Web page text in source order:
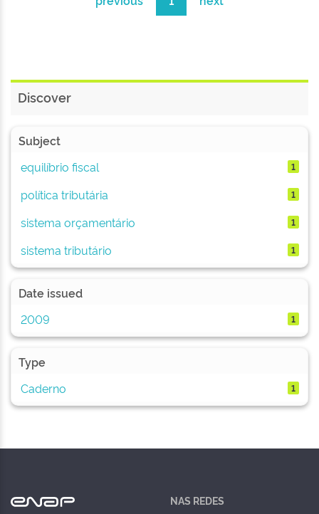
Discover
Subject
equilíbrio fiscal
1
política tributária 1
sistema orçamentário 1
sistema tributário 1
Date issued
2009
1
Type
Caderno
1
NAS REDES